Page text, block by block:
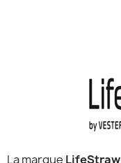
La marque LifeStraw